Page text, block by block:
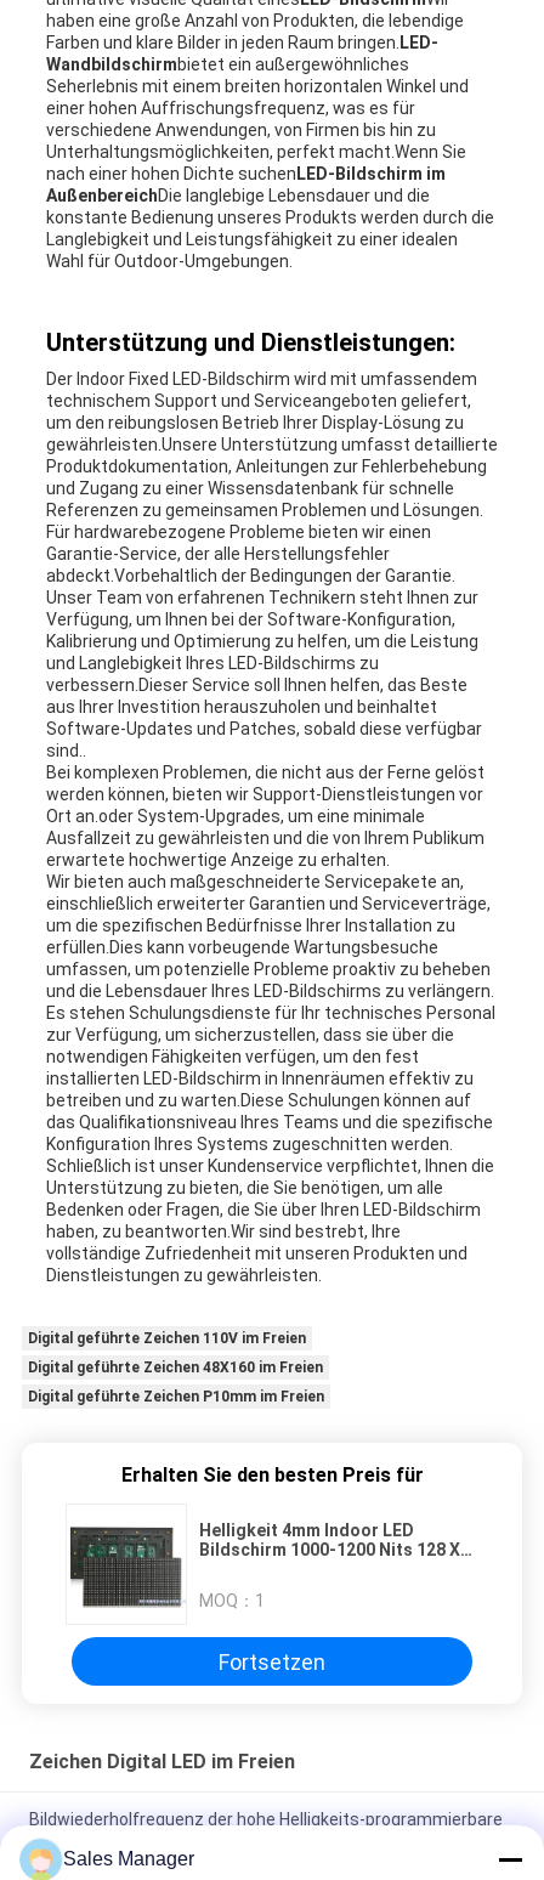
haben eine große Anzahl von Produkten, die lebendige
Farben und klare Bilder in jeden Raum bringen. LED-
Wandbildschirmbietet ein außergewöhnliches
Seherlebnis mit einem breiten horizontalen Winkel und
einer hohen Auffrischungsfrequenz, was es für
verschiedene Anwendungen, von Firmen bis hin zu
Unterhaltungsmöglichkeiten, perfekt macht.Wenn Sie
nach einer hohen Dichte suchen LED-Bildschirm im
AußenbereichDie langlebige Lebensdauer und die
konstante Bedienung unseres Produkts werden durch die
Langlebigkeit und Leistungsfähigkeit zu einer idealen
Wahl für Outdoor-Umgebungen.
Unterstützung und Dienstleistungen:
Der Indoor Fixed LED-Bildschirm wird mit umfassendem
technischem Support und Serviceangeboten geliefert,
um den reibungslosen Betrieb Ihrer Display-Lösung zu
gewährleisten.Unsere Unterstützung umfasst detaillierte
Produktdokumentation, Anleitungen zur Fehlerbehebung
und Zugang zu einer Wissensdatenbank für schnelle
Referenzen zu gemeinsamen Problemen und Lösungen.
Für hardwarebezogene Probleme bieten wir einen
Garantie-Service, der alle Herstellungsfehler
abdeckt.Vorbehaltlich der Bedingungen der Garantie.
Unser Team von erfahrenen Technikern steht Ihnen zur
Verfügung, um Ihnen bei der Software-Konfiguration,
Kalibrierung und Optimierung zu helfen, um die Leistung
und Langlebigkeit Ihres LED-Bildschirms zu
verbessern.Dieser Service soll Ihnen helfen, das Beste
aus Ihrer Investition herauszuholen und beinhaltet
Software-Updates und Patches, sobald diese verfügbar
sind..
Bei komplexen Problemen, die nicht aus der Ferne gelöst
werden können, bieten wir Support-Dienstleistungen vor
Ort an.oder System-Upgrades, um eine minimale
Ausfallzeit zu gewährleisten und die von Ihrem Publikum
erwartete hochwertige Anzeige zu erhalten.
Wir bieten auch maßgeschneiderte Servicepakete an,
einschließlich erweiterter Garantien und Serviceverträge,
um die spezifischen Bedürfnisse Ihrer Installation zu
erfüllen.Dies kann vorbeugende Wartungsbesuche
umfassen, um potenzielle Probleme proaktiv zu beheben
und die Lebensdauer Ihres LED-Bildschirms zu verlängern.
Es stehen Schulungsdienste für Ihr technisches Personal
zur Verfügung, um sicherzustellen, dass sie über die
notwendigen Fähigkeiten verfügen, um den fest
installierten LED-Bildschirm in Innenräumen effektiv zu
betreiben und zu warten.Diese Schulungen können auf
das Qualifikationsniveau Ihres Teams und die spezifische
Konfiguration Ihres Systems zugeschnitten werden.
Schließlich ist unser Kundenservice verpflichtet, Ihnen die
Unterstützung zu bieten, die Sie benötigen, um alle
Bedenken oder Fragen, die Sie über Ihren LED-Bildschirm
haben, zu beantworten.Wir sind bestrebt, Ihre
vollständige Zufriedenheit mit unseren Produkten und
Dienstleistungen zu gewährleisten.
Digital geführte Zeichen 110V im Freien
Digital geführte Zeichen 48X160 im Freien
Digital geführte Zeichen P10mm im Freien
Erhalten Sie den besten Preis für
Helligkeit 4mm Indoor LED
Bildschirm 1000-1200 Nits 128 X
Stunden Lebensdauer
MOQ： 1
Fortsetzen
Zeichen Digital LED im Freien
Bildwiederholfrequenz der hohe Helligkeits-programmierbare
geführte Zeichen-3840HZ im Freien
Sales Manager